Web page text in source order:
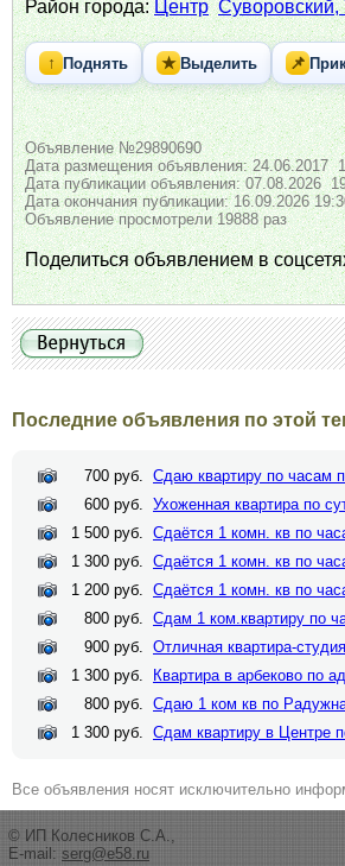
Район города:Центр
↑ Поднять ★ Выделить 📌
Объявление №29890690
Дата размещения объявления: 24.06.2017
Дата публикации объявления: 07.08.2026
Дата окончания публикации: 16.09.2026
Объявление просмотрели 19888 раз
Поделиться объявлением в
Последние объявления по этой
700 руб. Сдаю квартиру по часам
600 руб. Ухоженная квартира по
1 500 руб. Сдаётся 1 комн. кв по
1 300 руб. Сдаётся 1 комн. кв по
1 200 руб. Сдаётся 1 комн. кв по
800 руб. Сдам 1 ком.квартиру по
900 руб. Отличная квартира-
1 300 руб.
Квартира в арбеково по
800 руб. Сдаю 1 ком кв по
1 300 руб. Сдам квартиру в Центре
Все объявления носят исключительно
© ИП Колесников С.А.,
E-mail: serg@e58.ru